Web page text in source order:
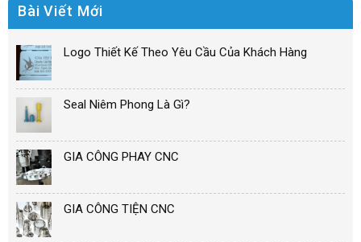
Bài Viết Mới
Logo Thiết Kế Theo Yêu Cầu Của Khách Hàng
Seal Niêm Phong Là Gì?
GIA CÔNG PHAY CNC
GIA CÔNG TIỆN CNC